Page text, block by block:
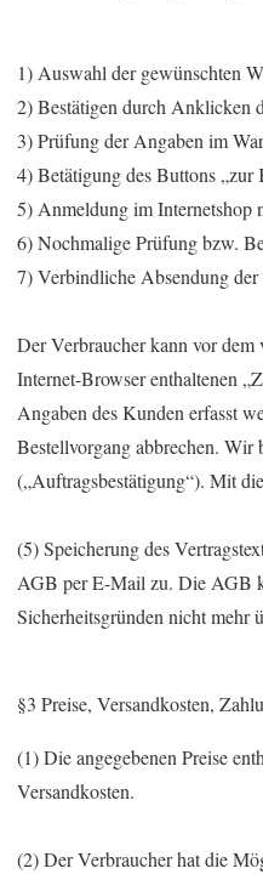
1) Auswahl der gewünschten
2) Bestätigen durch Anklicken
3) Prüfung der Angaben im
4) Betätigung des Buttons „zur
5) Anmeldung im Internetshop
6) Nochmalige Prüfung bzw.
7) Verbindliche Absendung
Der Verbraucher kann vor
Internet-Browser enthaltenen
Angaben des Kunden erfasst
Bestellvorgang abbrechen. Wir
(„Auftragsbestätigung“). Mit
(5) Speicherung des
AGB per E-Mail zu. Die AGB
Sicherheitsgründen nicht mehr
§3 Preise, Versandkosten,
(1) Die angegebenen Preise
Versandkosten.
(2) Der Verbraucher hat die